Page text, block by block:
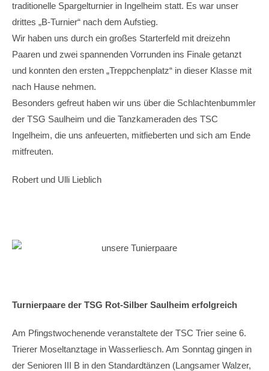
traditionelle Spargelturnier in Ingelheim statt. Es war unser
drittes „B-Turnier“ nach dem Aufstieg.
Wir haben uns durch ein großes Starterfeld mit dreizehn
Paaren und zwei spannenden Vorrunden ins Finale getanzt
und konnten den ersten „Treppchenplatz“ in dieser Klasse mit
nach Hause nehmen.
Besonders gefreut haben wir uns über die Schlachtenbummler
der TSG Saulheim und die Tanzkameraden des TSC
Ingelheim, die uns anfeuerten, mitfieberten und sich am Ende
mitfreuten.
Robert und Ulli Lieblich
Turnierpaare der TSG Rot-Silber Saulheim erfolgreich
Am Pfingstwochenende veranstaltete der TSC Trier seine 6.
Trierer Moseltanztage in Wasserliesch. Am Sonntag gingen in
der Senioren III B in den Standardtänzen (Langsamer Walzer,